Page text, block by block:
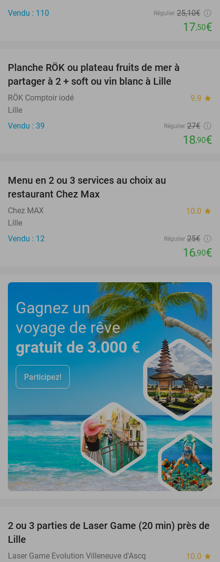
Vendu : 110
Régulier 25,10€
17,50€
Planche RÖK ou plateau fruits de mer à
partager à 2 + soft ou vin blanc à Lille
RÖK Comptoir iodé 9.9 star
Lille
Vendu : 39
Régulier 27€
18,90€
Menu en 2 ou 3 services au choix au
restaurant Chez Max
Chez MAX 10.0 star
Lille
Vendu : 12
Régulier 25€
16,90€
Gagnez un
voyage de rêve
gratuit de 3.000 €
Participez!
26%
2 ou 3 parties de Laser Game (20 min) près de
Lille
Laser Game Evolution Villeneuve d'Ascq 10.0 star